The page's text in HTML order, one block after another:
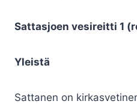
Sattasjoen vesireitti 1
Yleistä
Sattanen on